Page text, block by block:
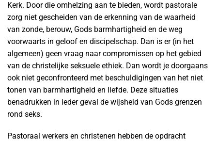
Kerk. Door die omhelzing aan te bieden, wordt pastorale
zorg niet gescheiden van de erkenning van de waarheid
van zonde, berouw, Gods barmhartigheid en de weg
voorwaarts in geloof en discipelschap. Dan is er (in het
algemeen) geen vraag naar compromissen op het gebied
van de christelijke seksuele ethiek. Dan wordt je doorgaans
ook niet geconfronteerd met beschuldigingen van het niet
tonen van barmhartigheid en liefde. Deze situaties
benadrukken in ieder geval de wijsheid van Gods grenzen
rond seks.
Pastoraal werkers en christenen hebben de opdracht